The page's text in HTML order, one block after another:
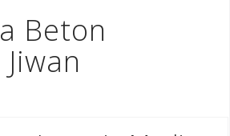
Beton